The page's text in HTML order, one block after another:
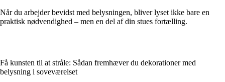
Når du arbejder bevidst med belysningen, bliver lyset ikke bare en
praktisk nødvendighed – men en del af din stues fortælling.
Få kunsten til at stråle: Sådan fremhæver du dekorationer med
belysning i soveværelset